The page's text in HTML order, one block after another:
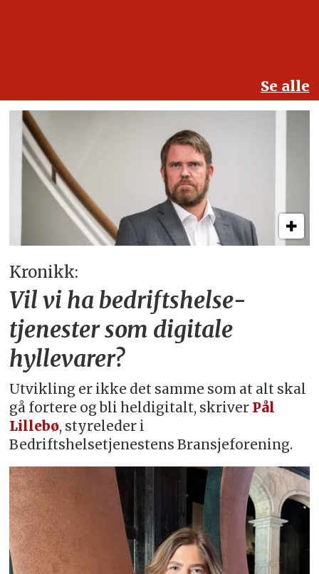
Se alle
Kronikk:
Vil vi ha bedriftshelse­
tjenester som digitale
hyllevarer?
Utvikling er ikke det samme som at alt skal
gå fortere og bli heldigitalt, skriver Pål
Lillebø, styreleder i
Bedriftshelsetjenestens Bransjeforening.